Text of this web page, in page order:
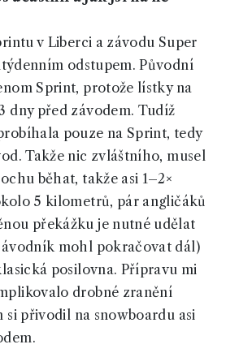
v Liberci a závodu Super
odstupem. Původní
Sprint, protože lístky na
dny před závodem. Tudíž
pouze na Sprint, tedy
Takže nic zvláštního, musel
běhat, takže asi 1–2×
5 kilometrů, pár angličáků
překážku je nutné udělat
mohl pokračovat dál)
posilovna. Přípravu mi
drobné zranění
si přivodil na snowboardu asi